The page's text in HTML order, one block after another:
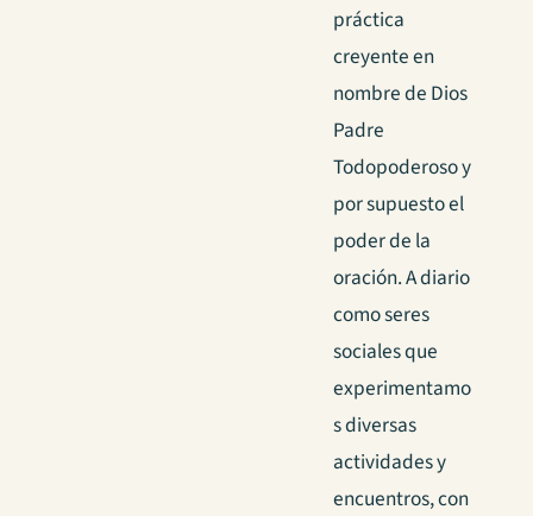
práctica
creyente en
nombre de Dios
Padre
Todopoderoso y
por supuesto el
poder de la
oración. A diario
como seres
sociales que
experimentamo
s diversas
actividades y
encuentros, con